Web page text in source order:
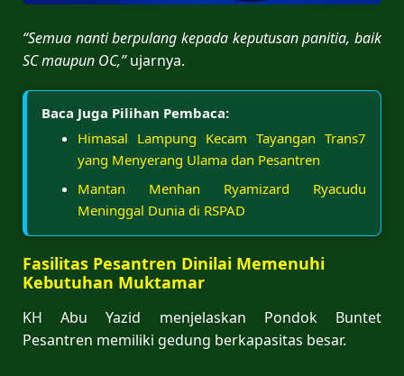
“Semua nanti berpulang kepada keputusan panitia, baik
SC maupun OC,”ujarnya.
Baca Juga Pilihan Pembaca:
Himasal Lampung Kecam Tayangan Trans7
yang Menyerang Ulama dan Pesantren
Mantan Menhan Ryamizard Ryacudu
Meninggal Dunia di RSPAD
Fasilitas Pesantren Dinilai Memenuhi
Kebutuhan Muktamar
KH Abu Yazid menjelaskan Pondok Buntet
Pesantren memiliki gedung berkapasitas besar.